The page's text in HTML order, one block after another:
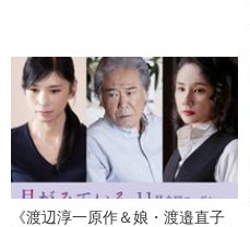
《渡辺淳一原作＆娘・渡邉直子